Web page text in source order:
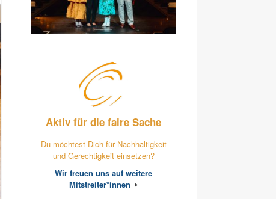
Aktiv für die faire Sache
Du möchtest Dich für Nachhaltigkeit
und Gerechtigkeit einsetzen?
Wir freuen uns auf weitere
Mitstreiter*innen